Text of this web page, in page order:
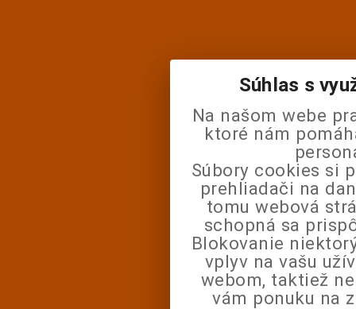
Súhlas s
Na našom webe
ktoré nám
Súbory cookies si
prehliadači na
tomu webová
schopná sa
Blokovanie
vplyv na vašu
webom, taktiež
vám ponuku na